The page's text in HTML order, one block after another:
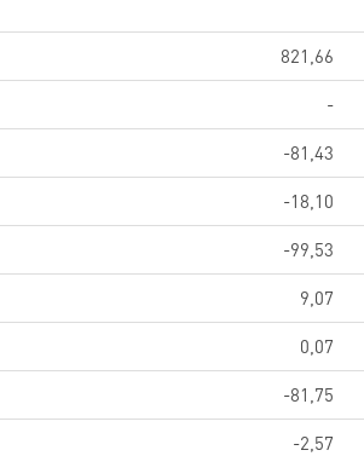
821,66
-
-81,43
-18,10
-99,53
9,07
0,07
-81,75
-2,57